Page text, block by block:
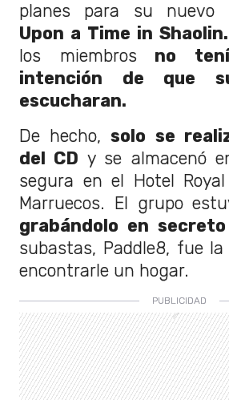
planes para su nuevo
Upon a Time in Shaolin.
los miembrosno
intención de que
escucharan.
De hecho,solo se
del CD y se almacenó
segura en el Hotel
Marruecos. El grupo
grabándolo en secreto
subastas, Paddle8, fue
encontrarle un hogar.